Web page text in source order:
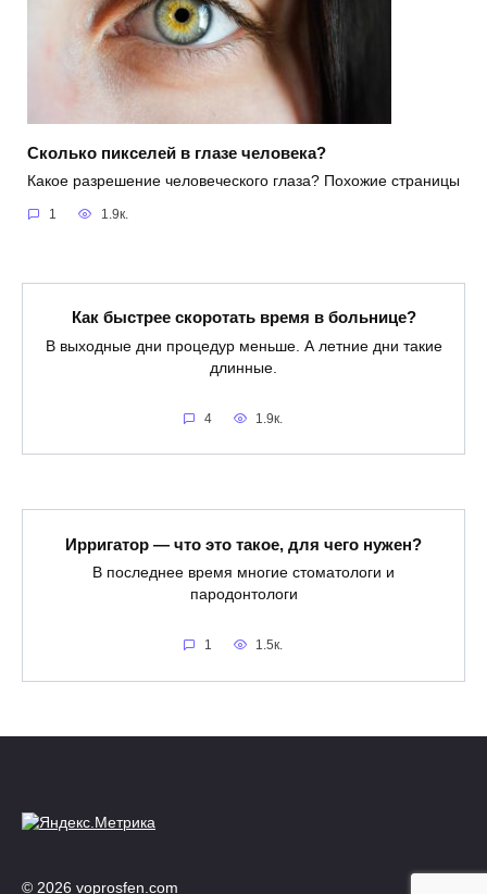
Сколько пикселей в глазе человека?
Какое разрешение человеческого глаза? Похожие страницы
1 1.9к.
Как быстрее скоротать время в больнице?
В выходные дни процедур меньше. А летние дни такие
длинные.
4 1.9к.
Ирригатор — что это такое, для чего нужен?
В последнее время многие стоматологи и
пародонтологи
1 1.5к.
© 2026 voprosfen.com